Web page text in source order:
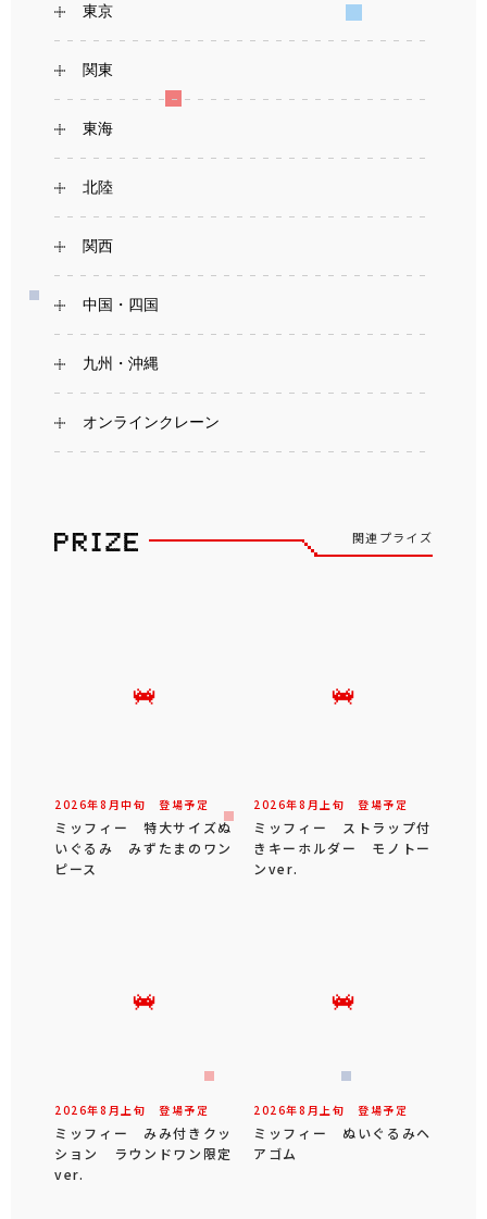
東京
関東
東海
北陸
関西
中国・四国
九州・沖縄
オンラインクレーン
関連プライズ
2026年8 月中旬 登場予定
ミッフィー 特大サイズぬ
いぐるみ みずたまのワン
ピース
2026年8 月 上旬 登場予定
ミッフィー ストラップ付
きキーホルダー モノトー
ンver.
2026年8 月 上旬 登場予定
ミッフィー みみ付きクッ
ション ラウンドワン限定
ver.
2026年8 月 上旬 登場予定
ミッフィー ぬいぐるみヘ
アゴム